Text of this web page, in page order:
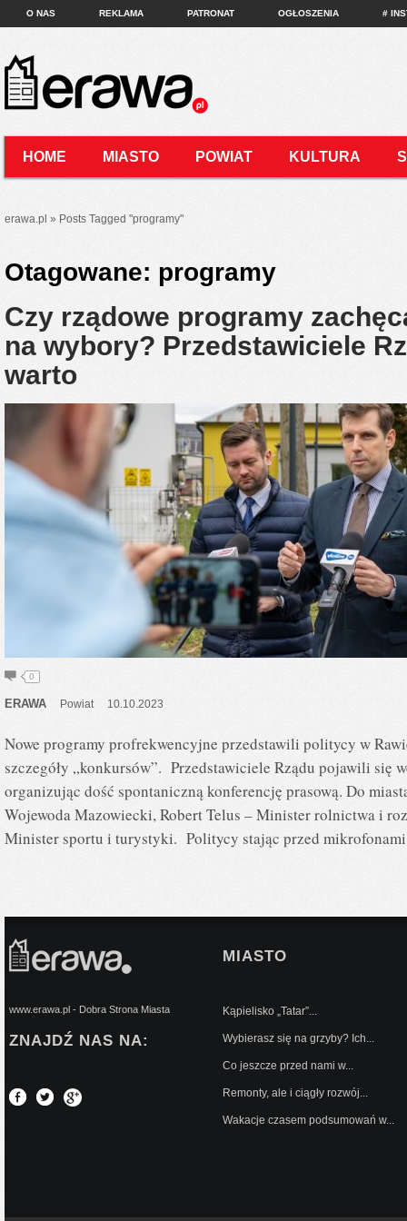
O NAS REKLAMA PATRONAT OGŁOSZENIA #
HOME MIASTO POWIAT KULTURA
erawa.pl » Posts Tagged "programy"
Otagowane: programy
Czy rządowe programy
na wybory? Przedstawiciele
warto
0
ERAWA Powiat 10.10.2023
Nowe programy profrekwencyjne przedstawili politycy w
szczegóły „konkursów”. Przedstawiciele Rządu pojawili się
organizując dość spontaniczną konferencję prasową. Do
Wojewoda Mazowiecki, Robert Telus – Minister rolnictwa i
Minister sportu i turystyki. Politycy stając przed
www.erawa.pl - Dobra Strona Miasta
ZNAJDŹ NAS NA:
MIASTO
Kąpielisko „Tatar”...
Wybierasz się na grzyby? Ich...
Co jeszcze przed nami w...
Remonty, ale i ciągły rozwój...
Wakacje czasem podsumowań w...